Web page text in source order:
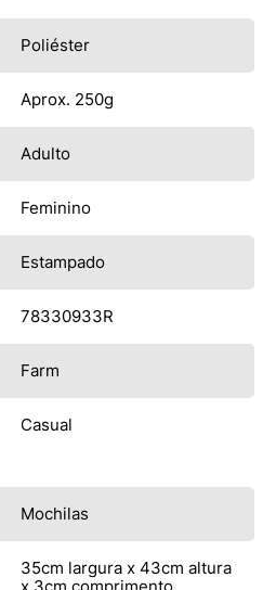
Poliéster
Aprox. 250g
Adulto
Feminino
Estampado
78330933R
Farm
Casual
Mochilas
35cm largura x 43cm altura